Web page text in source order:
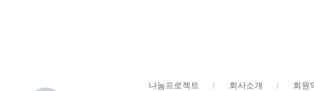
나눔프로젝트 회사소개 회원